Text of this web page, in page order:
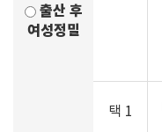
출산 후
여성정밀
택 1